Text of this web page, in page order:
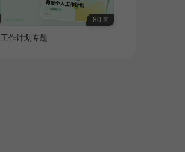
80 套
工作计划专题